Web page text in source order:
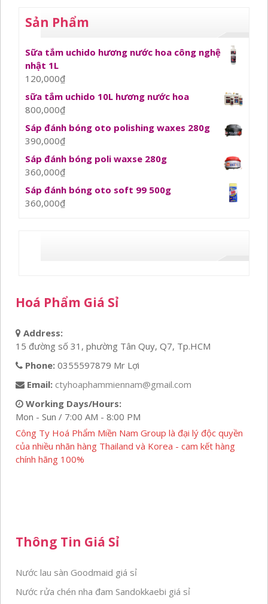
Sản Phẩm
Sữa tắm uchido hương nước hoa công nghệ
nhật 1L
120,000₫
sữa tắm uchido 10L hương nước hoa
800,000₫
Sáp đánh bóng oto polishing waxes 280g
390,000₫
Sáp đánh bóng poli waxse 280g
360,000₫
Sáp đánh bóng oto soft 99 500g
360,000₫
Hoá Phẩm Giá Sỉ
Address:
15 đường số 31, phường Tân Quy, Q7, Tp.HCM
Phone: 0355597879 Mr Lợi
Email: ctyhoaphammiennam@gmail.com
Working Days/Hours:
Mon - Sun / 7:00 AM - 8:00 PM
Công Ty Hoá Phẩm Miền Nam Group là đại lý độc quyền
của nhiều nhãn hàng Thailand và Korea - cam kết hàng
chính hãng 100%
Thông Tin Giá Sỉ
Nước lau sàn Goodmaid giá sỉ
Nước rửa chén nha đam Sandokkaebi giá sỉ